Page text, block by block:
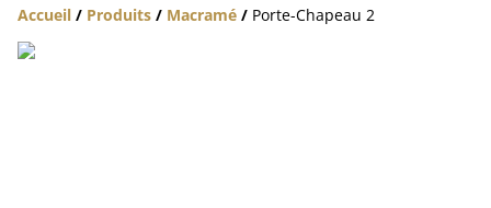
Accueil / Produits / Macramé / Porte-Chapeau 2